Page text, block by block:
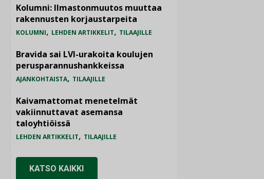
Kolumni: Ilmastonmuutos muuttaa
rakennusten korjaustarpeita
KOLUMNI, LEHDEN ARTIKKELIT, TILAAJILLE
Bravida sai LVI-urakoita koulujen
perusparannushankkeissa
AJANKOHTAISTA, TILAAJILLE
Kaivamattomat menetelmät
vakiinnuttavat asemansa
taloyhtiöissä
LEHDEN ARTIKKELIT, TILAAJILLE
KATSO KAIKKI